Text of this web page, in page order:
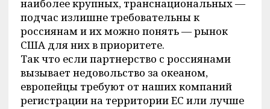
наиболее крупных, транснациональных —
подчас излишне требовательны к
россиянам и их можно понять — рынок
США для них в приоритете.
Так что если партнерство с россиянами
вызывает недовольство за океаном,
европейцы требуют от наших компаний
регистрации на территории ЕС или лучше